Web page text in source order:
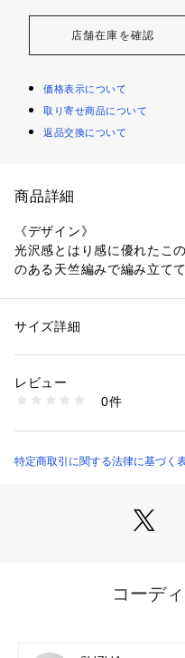
店舗在庫を確認
価格表示について
取り寄せ商品について
返品交換について
商品詳細
《デザイン》
光沢感とはり感に優れたこ
のある天竺編みで編み立てて
肘まで開く袖のスリットデ
す。
前留めがないため、さっと
テルフィラメントを撚糸し
ハイゲージの編み地は薄く
性別：レディース
素材：レーヨン75% ポリエステ
商品番号：
15-55IK12-205 （ショップ）
サイズ詳細
レビュー
0件
特定商取引に関する法律に基づく